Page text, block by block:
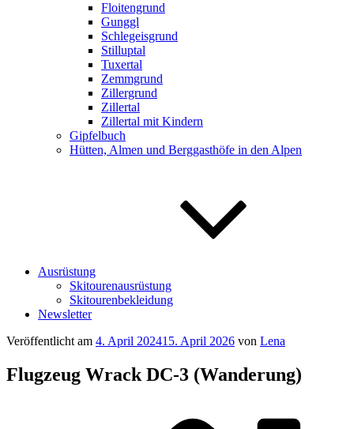
Floitengrund
Gunggl
Schlegeisgrund
Stilluptal
Tuxertal
Zemmgrund
Zillergrund
Zillertal
Zillertal mit Kindern
Gipfelbuch
Hütten, Almen und Berggasthöfe in den Alpen
Ausrüstung
Skitourenausrüstung
Skitourenbekleidung
Newsletter
Veröffentlicht am 4. April 202415. April 2026 von Lena
Flugzeug Wrack DC-3 (Wanderung)